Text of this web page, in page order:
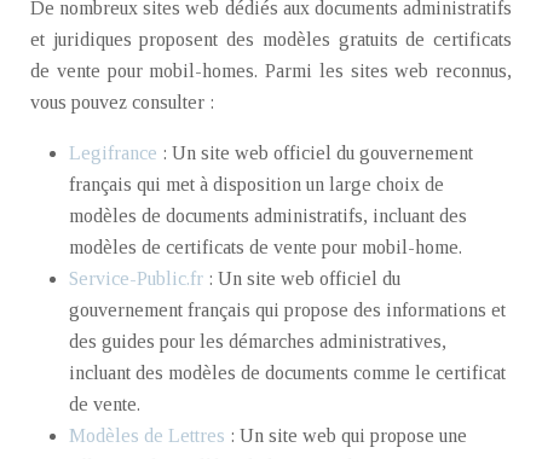
De nombreux sites web dédiés aux documents administratifs
et juridiques proposent des modèles gratuits de certificats
de vente pour mobil-homes. Parmi les sites web reconnus,
vous pouvez consulter :
Legifrance : Un site web officiel du gouvernement
français qui met à disposition un large choix de
modèles de documents administratifs, incluant des
modèles de certificats de vente pour mobil-home.
Service-Public.fr : Un site web officiel du
gouvernement français qui propose des informations et
des guides pour les démarches administratives,
incluant des modèles de documents comme le certificat
de vente.
Modèles de Lettres : Un site web qui propose une